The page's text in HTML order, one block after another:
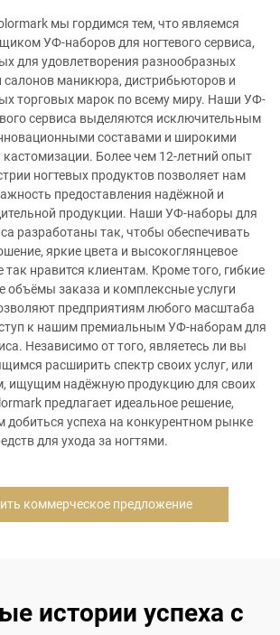
мы гордимся тем, что являемся
УФ-наборов для ногтевого сервиса,
для удовлетворения разнообразных
салонов маникюра, дистрибьюторов и
торговых марок по всему миру. Наши УФ-
сервиса выделяются исключительным
составами и широкими
Более чем 12-летний опыт
ногтевых продуктов позволяет нам
предоставления надёжной и
продукции. Наши УФ-наборы для
разработаны так, чтобы обеспечивать
яркие цвета и высокоглянцевое
так нравится клиентам. Кроме того, гибкие
объёмы заказа и комплексные услуги
предприятиям любого масштаба
к нашим премиальным УФ-наборам для
Независимо от того, являетесь ли вы
расширить спектр своих услуг, или
ищущим надёжную продукцию для своих
предлагает идеальное решение,
успеха на конкурентном рынке
для ухода за ногтями.
коммерческое предложение
истории успеха с